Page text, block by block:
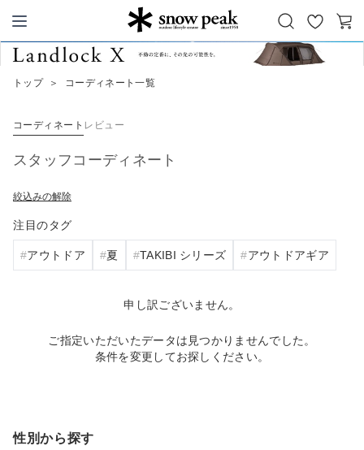
Snow Peak
お
気
カ
トップ ＞ コーディネート一覧
コーディネート レビュー
スタッフコーディネート
絞込みの解除
注目のタグ
アウトドア 夏 TAKIBI シリーズ アウトドアギア
申し訳ございません。
ご指定いただいたデータは見つかりませんでした。
条件を変更してお探しください。
性別から探す